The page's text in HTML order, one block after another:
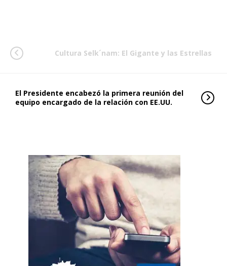
Cultura Selk´nam: El Gigante y las Estrellas
El Presidente encabezó la primera reunión del
equipo encargado de la relación con EE.UU.